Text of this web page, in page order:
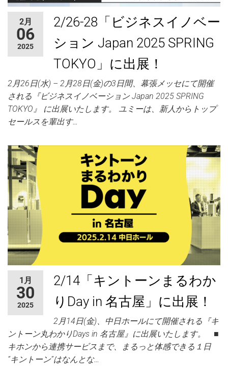
2月
06
2025
2/26-28「ビジネスイノベー
ション Japan 2025 SPRING
TOKYO」に出展！
2月26日(水) – 2月28日(金)の3日間、幕張メッセにて開催
される『ビジネスイノベーション Japan 2025 SPRING
TOKYO』 に出展いたします。 ユミーは、新人からトップ
セールスを輩出す…
1月
30
2025
2/14「キントーンまるわか
りDay in 名古屋」に出展！
2月14日(金)、中日ホールにて開催される『キ
ントーン丸わかりDays in 名古屋』に出展いたします。 ■
キホンから連携サービスまで、まるっと体感できる１日
“キントーン”はなんとな…